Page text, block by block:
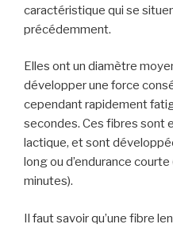
caractéristique qui se
précédemment.
Elles ont un diamètre
développer une force
cependant rapidement
secondes. Ces fibres sont
lactique, et sont
long ou d’endurance
minutes).
Il faut savoir qu’une fibre